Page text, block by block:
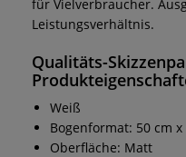
für Vielverbraucher.
Leistungsverhältnis.
Qualitäts-
Weiß
Bogenformat: 50 cm x
Oberfläche: Matt